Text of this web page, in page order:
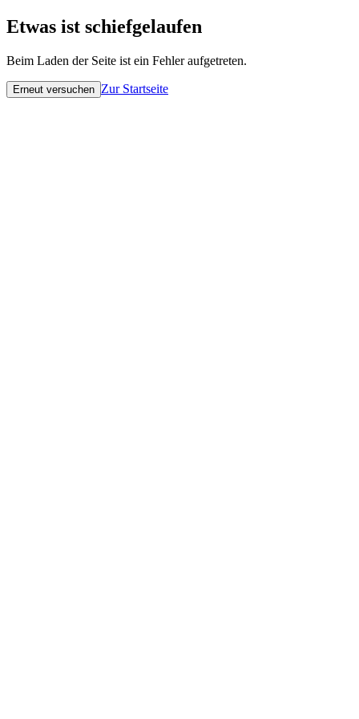
Etwas ist schiefgelaufen
Beim Laden der Seite ist ein Fehler aufgetreten.
Erneut versuchen Zur Startseite